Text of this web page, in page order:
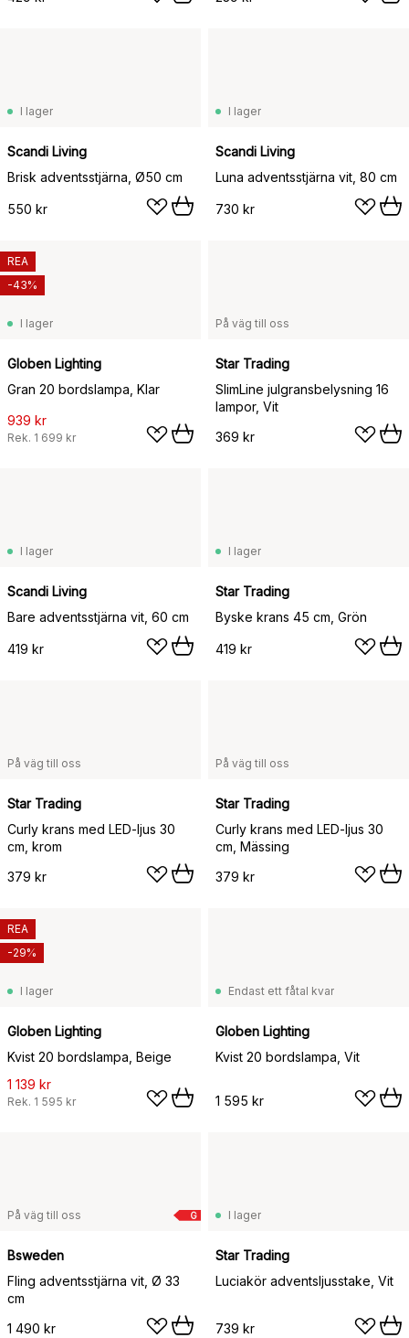
I lager
Scandi Living
Brisk adventsstjärna, Ø50 cm
550 kr
I lager
Scandi Living
Luna adventsstjärna vit, 80 cm
730 kr
I lager
Globen Lighting
Gran 20 bordslampa, Klar
939 kr
Rek. 1 699 kr
REA
-43%
På väg till oss
Star Trading
SlimLine julgransbelysning 16
lampor, Vit
369 kr
I lager
Scandi Living
Bare adventsstjärna vit, 60 cm
419 kr
I lager
Star Trading
Byske krans 45 cm, Grön
419 kr
På väg till oss
Star Trading
Curly krans med LED-ljus 30
cm, krom
379 kr
På väg till oss
Star Trading
Curly krans med LED-ljus 30
cm, Mässing
379 kr
I lager
Globen Lighting
Kvist 20 bordslampa, Beige
1 139 kr
Rek. 1 595 kr
REA
-29%
Endast ett fåtal kvar
Globen Lighting
Kvist 20 bordslampa, Vit
1 595 kr
G
På väg till oss
Bsweden
Fling adventsstjärna vit, Ø 33
cm
1 490 kr
I lager
Star Trading
Luciakör adventsljusstake, Vit
739 kr